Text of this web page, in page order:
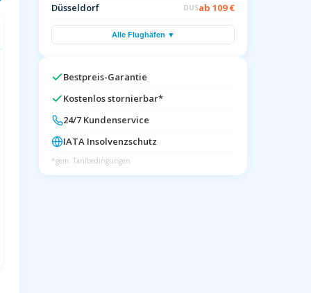
Düsseldorf
DUSab 109 €
Alle Flughäfen ▼
Bestpreis-Garantie
Kostenlos stornierbar*
24/7 Kundenservice
IATA Insolvenzschutz
*gem. Tarifbedingungen